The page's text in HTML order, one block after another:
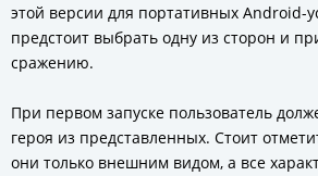
этой версии для портативных Android-
предстоит выбрать одну из сторон и
сражению.
При первом запуске пользователь
героя из представленных. Стоит
они только внешним видом, а все